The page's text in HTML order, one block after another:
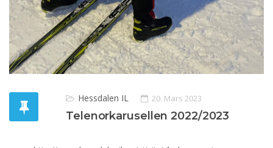
Hessdalen IL 20. Mars 2023
Telenorkarusellen 2022/2023